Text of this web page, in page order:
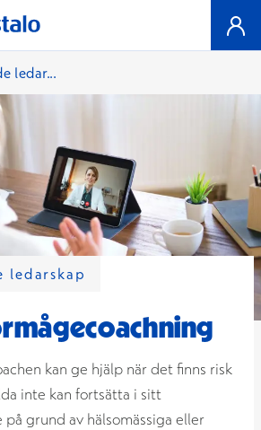
ledar...
ledarskap
kan ge hjälp när det finns risk
inte kan fortsätta i sitt
grund av hälsomässiga eller